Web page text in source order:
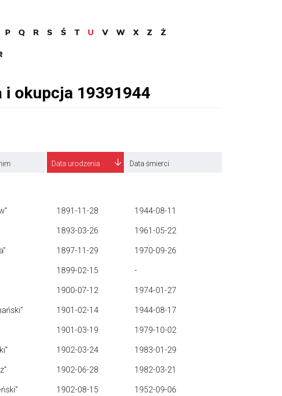
P Q R S Ś T U V W X Z
Ż
Data urodzenia Data śmierci
1891-11-28 1944-08-11
1893-03-26 1961-05-22
1897-11-29 1970-09-26
1899-02-15 -
1900-07-12 1974-01-27
1901-02-14 1944-08-17
1901-03-19 1979-10-02
1902-03-24 1983-01-29
1902-06-28 1982-03-21
1902-08-15 1952-09-06